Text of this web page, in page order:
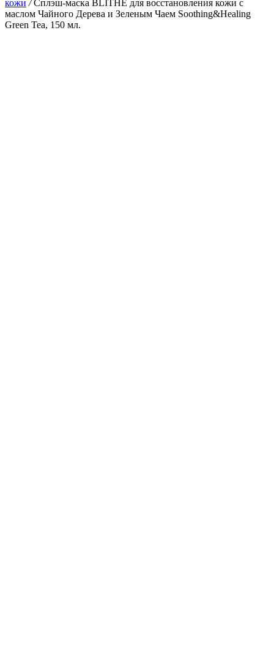
кожи /Сплэш-маска BLITHE для восстановления кожи с
маслом Чайного Дерева и Зеленым Чаем Soothing&Healing
Green Tea, 150 мл.